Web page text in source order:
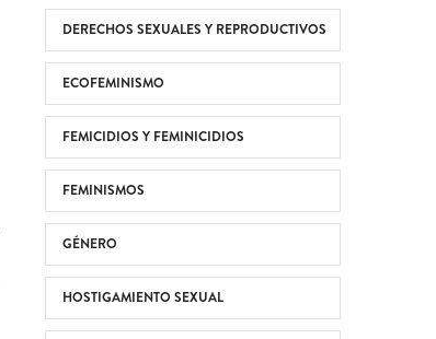
DERECHOS SEXUALES Y REPRODUCTIVOS
ECOFEMINISMO
FEMICIDIOS Y FEMINICIDIOS
FEMINISMOS
GÉNERO
HOSTIGAMIENTO SEXUAL